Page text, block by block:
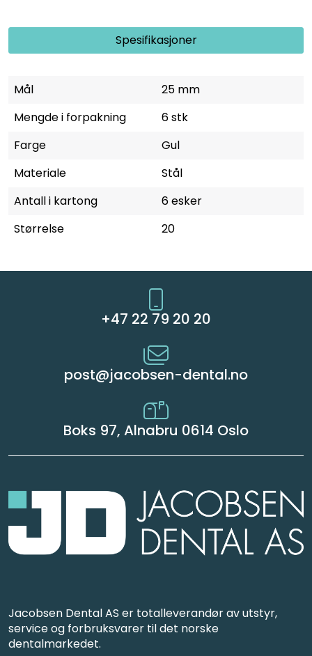
Spesifikasjoner
Mål
25 mm
Mengde i forpakning
6 stk
Farge
Gul
Materiale
Stål
Antall i kartong
6 esker
Størrelse
20
+47 22 79 20 20
post@jacobsen-dental.no
Boks 97, Alnabru 0614 Oslo
Jacobsen Dental AS er totalleverandør av utstyr,
service og forbruksvarer til det norske
dentalmarkedet.